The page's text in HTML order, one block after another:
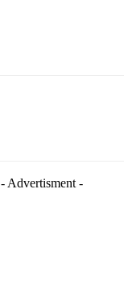
- Advertisment -